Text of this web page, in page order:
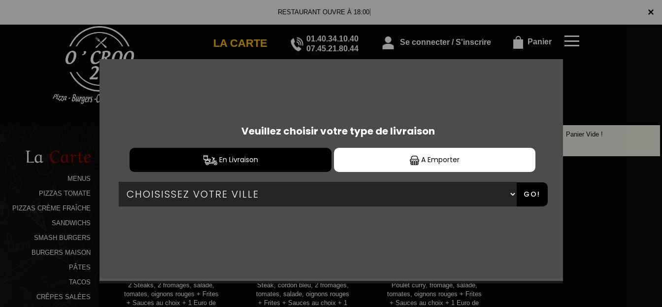
×
RESTAURANT OUVRE À 18:00
LA CARTE
01.40.34.10.40
07.45.21.80.44
Se connecter / S'inscrire Panier
x
La Carte
MENUS
PIZZAS TOMATE
PIZZAS CRÈME FRAÎCHE
SANDWICHS
SMASH BURGERS
BURGERS MAISON
PÂTES
TACOS
CRÊPES SALÉES
SANDWICHS
2 Steaks, 2 fromages, salade,
tomates, oignons rouges + Frites
+ Sauces au choix + 1 Euro de
Steak, cordon bleu, 2 fromages,
tomates, salade, oignons rouges
+ Frites + Sauces au choix + 1
Poulet curry, fromage, salade,
tomates, oignons rouges + Frites
+ Sauces au choix + 1 Euro de
Panier Vide !